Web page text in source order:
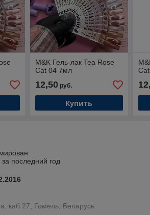
M&K Гель-лак Tea Rose
Cat 04 7мл
12,50руб.
Купить
последний год
каб 27, Гомель, Беларусь